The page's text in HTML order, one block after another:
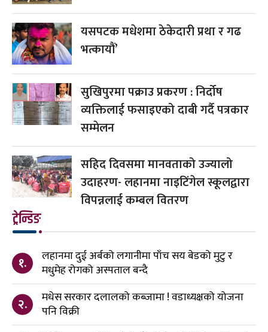
यसपटक मधेशमा ठेकेदारी प्रथा र गढ
भत्कायौं’
सुखिपुरमा पक्राउ प्रकरण : निर्दोष
व्यक्तिलाई फसाइएको दाबी गर्दै पत्रकार
सम्मेलन
सहिद दिवसमा मानवताको उज्यालो
उदाहरण- लहानमा नाइटिंगेल स्कूलद्वारा
विपन्नलाई कम्बल वितरण
ट्रेन्डिङ
१.
लहानमा दुई अर्बको लगानीमा पाँच सय बेडको मुटु र
मधुमेह रोगको अस्पताल बन्दै
२.
मधेस सरकार दलालको कब्जामा ! वडाध्यक्षको योजना
पनि विक्री